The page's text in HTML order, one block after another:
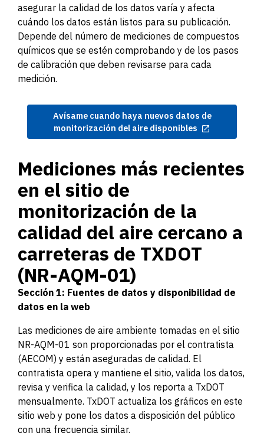
asegurar la calidad de los datos varía y afecta
cuándo los datos están listos para su publicación.
Depende del número de mediciones de compuestos
químicos que se estén comprobando y de los pasos
de calibración que deben revisarse para cada
medición.
Avísame cuando haya nuevos datos de
monitorización del aire disponibles
Mediciones más recientes
en el sitio de
monitorización de la
calidad del aire cercano a
carreteras de TXDOT
(NR-AQM-01)
Sección 1: Fuentes de datos y disponibilidad de
datos en la web
Las mediciones de aire ambiente tomadas en el sitio
NR-AQM-01 son proporcionadas por el contratista
(AECOM) y están aseguradas de calidad. El
contratista opera y mantiene el sitio, valida los datos,
revisa y verifica la calidad, y los reporta a TxDOT
mensualmente. TxDOT actualiza los gráficos en este
sitio web y pone los datos a disposición del público
con una frecuencia similar.